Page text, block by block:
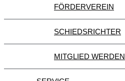
FÖRDERVEREIN
SCHIEDSRICHTER
MITGLIED WERDEN